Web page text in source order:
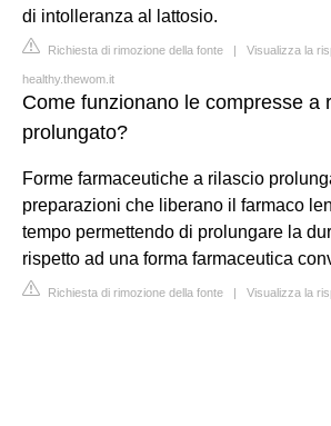
di intolleranza al lattosio.
Richiesta di rimozione della fonte | Visualizza la
healthy.thewom.it
Come funzionano le compresse a
prolungato?
Forme farmaceutiche a rilascio
preparazioni che liberano il farmaco
tempo permettendo di prolungare la
rispetto ad una forma farmaceutica
Richiesta di rimozione della fonte | Visualizza la